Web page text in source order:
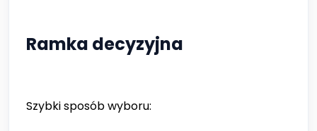
Ramka decyzyjna
Szybki sposób wyboru: